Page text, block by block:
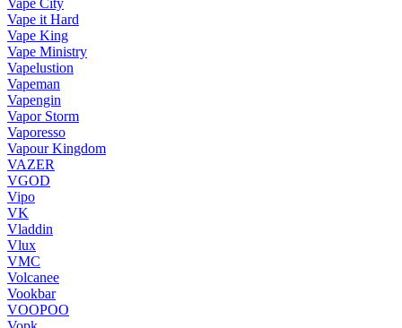
Vape City
Vape it Hard
Vape King
Vape Ministry
Vapelustion
Vapeman
Vapengin
Vapor Storm
Vaporesso
Vapour Kingdom
VAZER
VGOD
Vipo
VK
Vladdin
Vlux
VMC
Volcanee
Vookbar
VOOPOO